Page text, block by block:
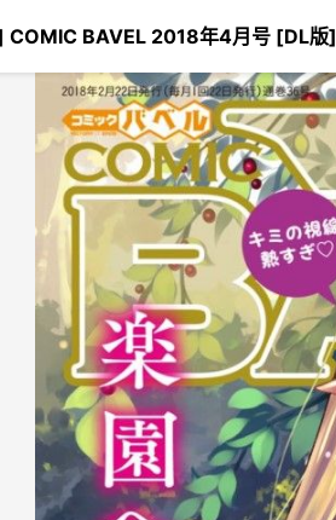
COMIC BAVEL 2018年4月号 [DL版]